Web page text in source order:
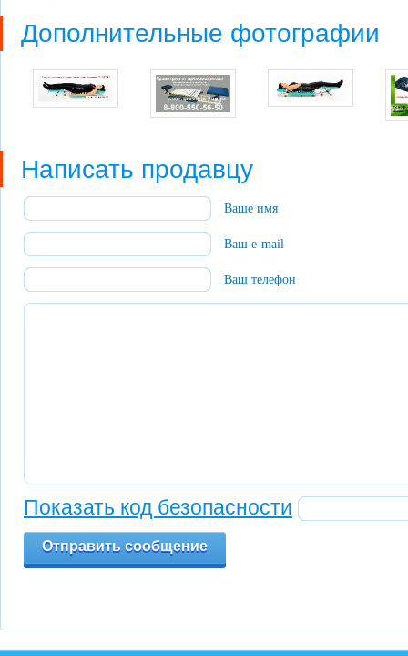
Дополнительные фотографии
Написать продавцу
Ваше имя
Ваш e-mail
Ваш телефон
Показать код безопасности
Отправить сообщение